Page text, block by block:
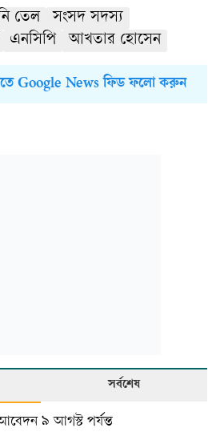
তেল
সংসদ সদস্য
এনসিপি আখতার হোসেন
Google News ফিড ফলো করুন
সর্বশেষ
৯ আগস্ট পর্যন্ত